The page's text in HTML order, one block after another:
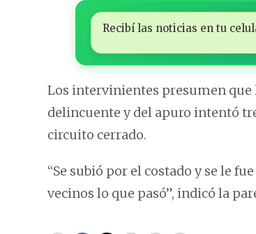
Recibí las noticias en tu
Los intervinientes presumen
delincuente y del apuro intentó
circuito cerrado.
“Se subió por el costado y se le
vecinos lo que pasó”, indicó la